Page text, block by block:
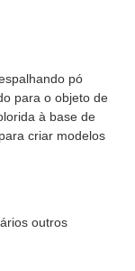
pó
para o objeto de
à base de
criar modelos
outros